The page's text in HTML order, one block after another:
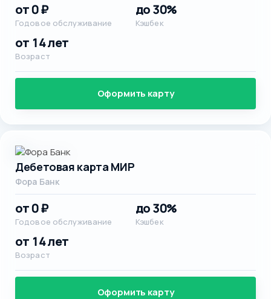
от 0 ₽
Годовое обслуживание
до 30%
Кэшбек
от 14 лет
Возраст
Оформить карту
Дебетовая карта МИР
Фора Банк
от 0 ₽
Годовое обслуживание
до 30%
Кэшбек
от 14 лет
Возраст
Оформить карту